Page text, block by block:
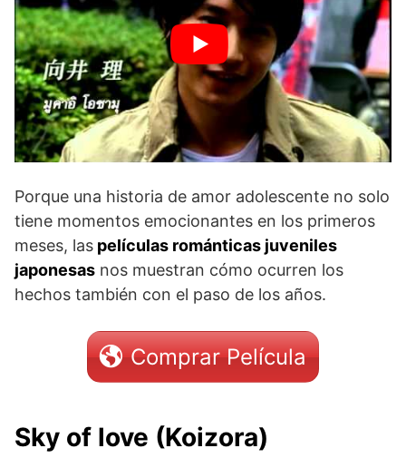
Porque una historia de amor adolescente no solo
tiene momentos emocionantes en los primeros
meses, las películas románticas juveniles
japonesas nos muestran cómo ocurren los
hechos también con el paso de los años.
Comprar Película
Sky of love (Koizora)